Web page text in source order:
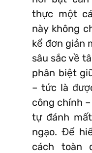
thực một
này không
kể đơn giản
sâu sắc về
phân biệt
– tức là
công chính
tự đánh
ngạo. Để
cách toàn